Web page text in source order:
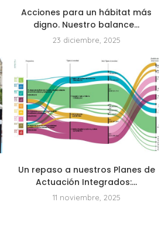
Acciones para un hábitat más
digno. Nuestro balance...
23 diciembre, 2025
Un repaso a nuestros Planes de
Actuación Integrados:...
11 noviembre, 2025